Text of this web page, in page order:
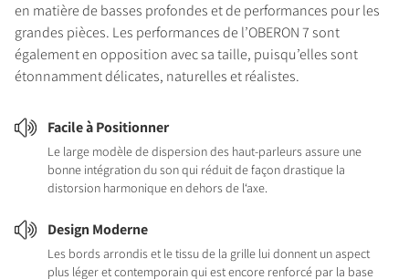
en matière de basses profondes et de performances pour les
grandes pièces. Les performances de l’OBERON 7 sont
également en opposition avec sa taille, puisqu’elles sont
étonnamment délicates, naturelles et réalistes.
Facile à Positionner
Le large modèle de dispersion des haut-parleurs assure une
bonne intégration du son qui réduit de façon drastique la
distorsion harmonique en dehors de l‘axe.
Design Moderne
Les bords arrondis et le tissu de la grille lui donnent un aspect
plus léger et contemporain qui est encore renforcé par la base